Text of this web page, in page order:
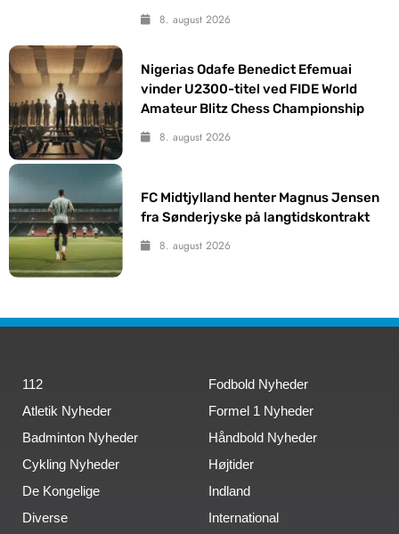
8. august 2026
Nigerias Odafe Benedict Efemuai
vinder U2300-titel ved FIDE World
Amateur Blitz Chess Championship
8. august 2026
FC Midtjylland henter Magnus Jensen
fra Sønderjyske på langtidskontrakt
8. august 2026
112
Atletik Nyheder
Badminton Nyheder
Cykling Nyheder
De Kongelige
Diverse
Fodbold Nyheder
Formel 1 Nyheder
Håndbold Nyheder
Højtider
Indland
International